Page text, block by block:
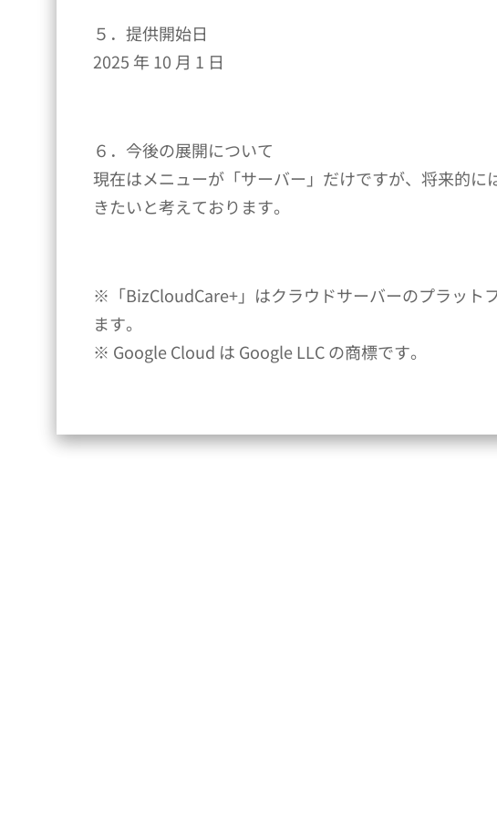
５．提供開始日
2025 年 10 月 1 日
６．今後の展開について
現在はメニューが「サーバー」だけですが、将来的
きたいと考えております。
※「BizCloudCare+」はクラウドサーバーのプラット
ます。
※ Google Cloud は Google LLC の商標です。